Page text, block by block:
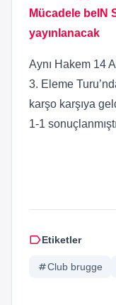
Mücadele beIN
yayınlanacak
Aynı Hakem 14
3. Eleme
karşo karşıya
1-1
labelEtiketler
tagClub brugge